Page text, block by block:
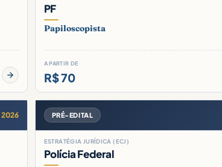
PF
Papiloscopista
A PARTIR DE
R$ 70
2026 PRÉ-EDITAL
ESTRATÉGIA JURÍDICA (ECJ)
Polícia Federal